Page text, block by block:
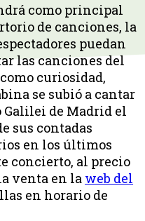
como principal
de canciones, la
puedan
las canciones del
curiosidad,
se subió a cantar
Galilei de Madrid el
sus contadas
en los últimos
concierto, al precio
venta en la web del
en horario de